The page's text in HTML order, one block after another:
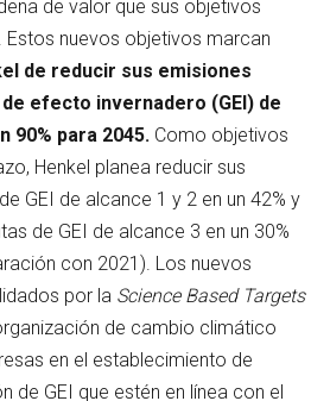
de valor que sus objetivos
nuevos objetivos marcan
de reducir sus emisiones
efecto invernadero (GEI) de
90% para 2045. Como objetivos
Henkel planea reducir sus
GEI de alcance 1 y 2 en un 42% y
de GEI de alcance 3 en un 30%
con 2021). Los nuevos
por la Science Based Targets
de cambio climático
en el establecimiento de
de GEI que estén en línea con el